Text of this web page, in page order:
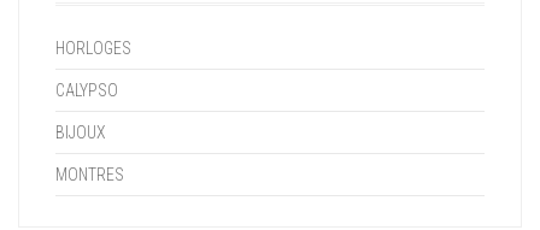
HORLOGES
CALYPSO
BIJOUX
MONTRES